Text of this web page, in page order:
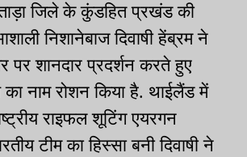
जिले के कुंडहित प्रखंड की
निशानेबाज दिवाषी हेंब्रम ने
पर शानदार प्रदर्शन करते हुए
नाम रोशन किया है. थाईलैंड में
राइफल शूटिंग एयरगन
टीम का हिस्सा बनी दिवाषी ने